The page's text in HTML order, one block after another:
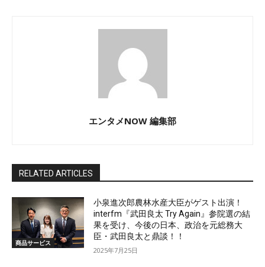
エンタメNOW 編集部
RELATED ARTICLES
商品サービス
小泉進次郎農林水産大臣がゲスト出演！
interfm『武田良太 Try Again』参院選の結
果を受け、今後の日本、政治を元総務大
臣・武田良太と鼎談！！
2025年7月25日